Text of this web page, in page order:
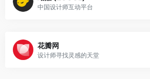
中国设计师互动平台
花瓣网
设计师寻找灵感的天堂